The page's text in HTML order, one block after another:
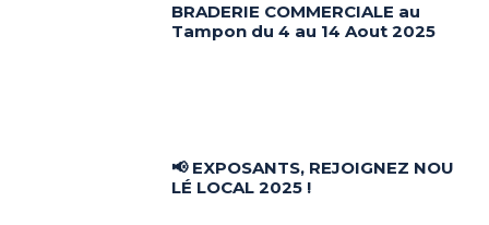
BRADERIE COMMERCIALE au
Tampon du 4 au 14 Aout 2025
📢 EXPOSANTS, REJOIGNEZ NOU
LÉ LOCAL 2025 !